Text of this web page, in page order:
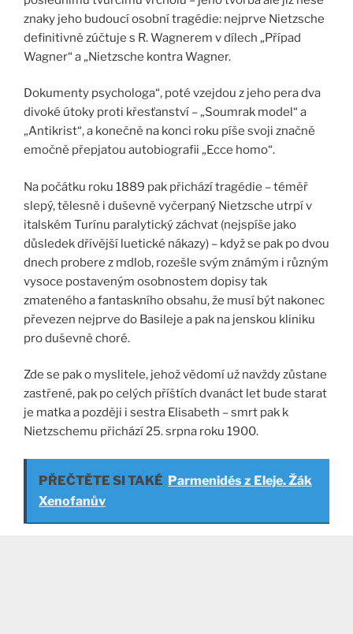
znaky jeho budoucí osobní tragédie: nejprve Nietzsche
definitivně zúčtuje s R. Wagnerem v dílech „Případ
Wagner“ a „Nietzsche kontra Wagner.
Dokumenty psychologa“, poté vzejdou z jeho pera dva
divoké útoky proti křesťanství – „Soumrak model“ a
„Antikrist“, a konečně na konci roku píše svoji značně
emočně přepjatou autobiografii „Ecce homo“.
Na počátku roku 1889 pak přichází tragédie – téměř
slepý, tělesně i duševně vyčerpaný Nietzsche utrpí v
italském Turínu paralytický záchvat (nejspíše jako
důsledek dřívější luetické nákazy) – když se pak po dvou
dnech probere z mdlob, rozešle svým známým i různým
vysoce postaveným osobnostem dopisy tak
zmateného a fantaskního obsahu, že musí být nakonec
převezen nejprve do Basileje a pak na jenskou kliniku
pro duševně choré.
Zde se pak o myslitele, jehož vědomí už navždy zůstane
zastřené, pak po celých příštích dvanáct let bude starat
je matka a později i sestra Elisabeth – smrt pak k
Nietzschemu přichází 25. srpna roku 1900.
PŘEČTĚTE SI TAKÉ Parmenidés z Eleje. Žák
Xenofanův